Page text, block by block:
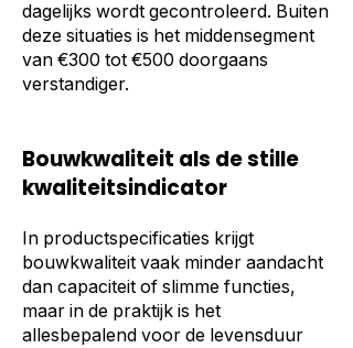
dagelijks wordt gecontroleerd. Buiten
deze situaties is het middensegment
van €300 tot €500 doorgaans
verstandiger.
Bouwkwaliteit als de stille
kwaliteitsindicator
In productspecificaties krijgt
bouwkwaliteit vaak minder aandacht
dan capaciteit of slimme functies,
maar in de praktijk is het
allesbepalend voor de levensduur